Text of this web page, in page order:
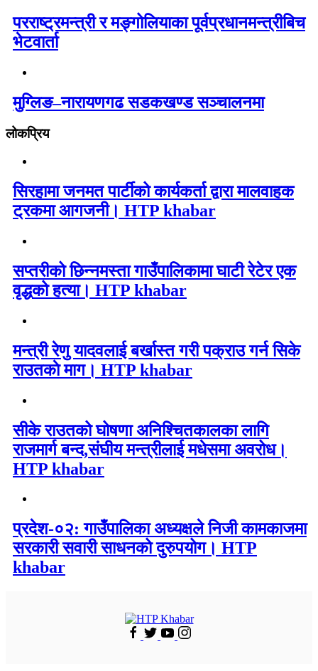
परराष्ट्रमन्त्री र मङ्गोलियाका पूर्वप्रधानमन्त्रीबिच
भेटवार्ता
मुग्लिङ–नारायणगढ सडकखण्ड सञ्चालनमा
लोकप्रिय
सिरहामा जनमत पार्टीको कार्यकर्ता द्वारा मालवाहक
ट्रकमा आगजनी। HTP khabar
सप्तरीको छिन्नमस्ता गाउँपालिकामा घाटी रेटेर एक
वृद्धको हत्या। HTP khabar
मन्त्री रेणु यादवलाई बर्खास्त गरी पक्राउ गर्न सिके
राउतकाे माग। HTP khabar
सीके राउतको घोषणा अनिश्चितकालका लागि
राजमार्ग बन्द,संघीय मन्त्रीलाई मधेसमा अवरोध।
HTP khabar
प्रदेश-०२: गाउँपालिका अध्यक्षले निजी कामकाजमा
सरकारी सवारी साधनको दुरुपयोग। HTP
khabar